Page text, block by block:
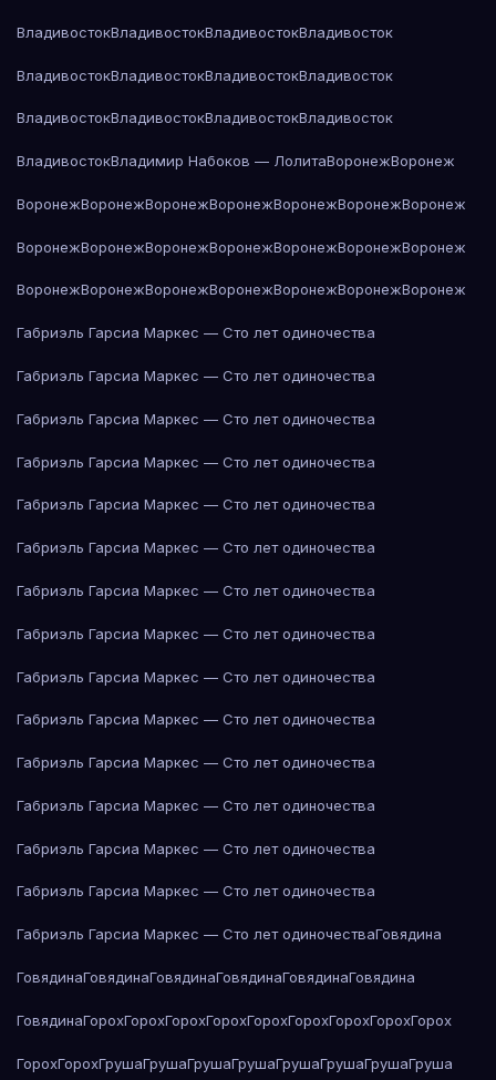
ВладивостокВладивостокВладивостокВладивосток
ВладивостокВладивостокВладивостокВладивосток
ВладивостокВладивостокВладивостокВладивосток
ВладивостокВладимир Набоков — ЛолитаВоронежВоронеж
ВоронежВоронежВоронежВоронежВоронежВоронежВоронеж
ВоронежВоронежВоронежВоронежВоронежВоронежВоронеж
ВоронежВоронежВоронежВоронежВоронежВоронежВоронеж
Габриэль Гарсиа Маркес — Сто лет одиночества
Габриэль Гарсиа Маркес — Сто лет одиночества
Габриэль Гарсиа Маркес — Сто лет одиночества
Габриэль Гарсиа Маркес — Сто лет одиночества
Габриэль Гарсиа Маркес — Сто лет одиночества
Габриэль Гарсиа Маркес — Сто лет одиночества
Габриэль Гарсиа Маркес — Сто лет одиночества
Габриэль Гарсиа Маркес — Сто лет одиночества
Габриэль Гарсиа Маркес — Сто лет одиночества
Габриэль Гарсиа Маркес — Сто лет одиночества
Габриэль Гарсиа Маркес — Сто лет одиночества
Габриэль Гарсиа Маркес — Сто лет одиночества
Габриэль Гарсиа Маркес — Сто лет одиночества
Габриэль Гарсиа Маркес — Сто лет одиночества
Габриэль Гарсиа Маркес — Сто лет одиночестваГовядина
ГовядинаГовядинаГовядинаГовядинаГовядинаГовядина
ГовядинаГорохГорохГорохГорохГорохГорохГорохГорохГорох
ГорохГорохГрушаГрушаГрушаГрушаГрушаГрушаГрушаГруша